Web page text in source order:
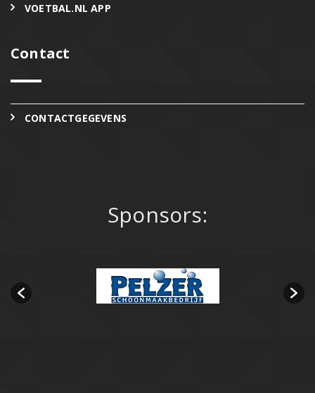
VOETBAL.NL APP
Contact
CONTACTGEGEVENS
Sponsors: